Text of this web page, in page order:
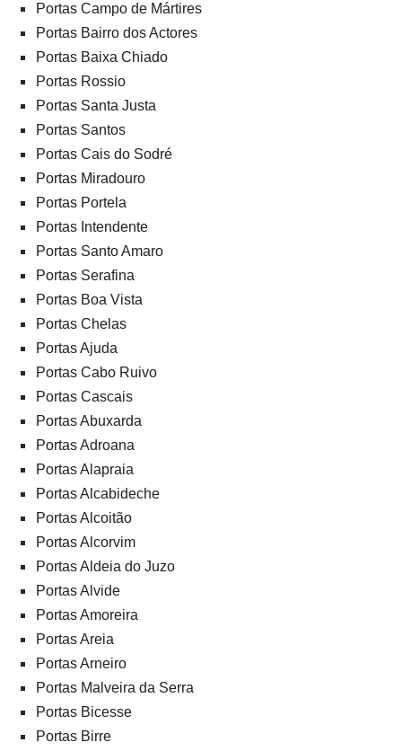
Portas Campo de Mártires
Portas Bairro dos Actores
Portas Baixa Chiado
Portas Rossio
Portas Santa Justa
Portas Santos
Portas Cais do Sodré
Portas Miradouro
Portas Portela
Portas Intendente
Portas Santo Amaro
Portas Serafina
Portas Boa Vista
Portas Chelas
Portas Ajuda
Portas Cabo Ruivo
Portas Cascais
Portas Abuxarda
Portas Adroana
Portas Alapraia
Portas Alcabideche
Portas Alcoitão
Portas Alcorvim
Portas Aldeia do Juzo
Portas Alvide
Portas Amoreira
Portas Areia
Portas Arneiro
Portas Malveira da Serra
Portas Bicesse
Portas Birre